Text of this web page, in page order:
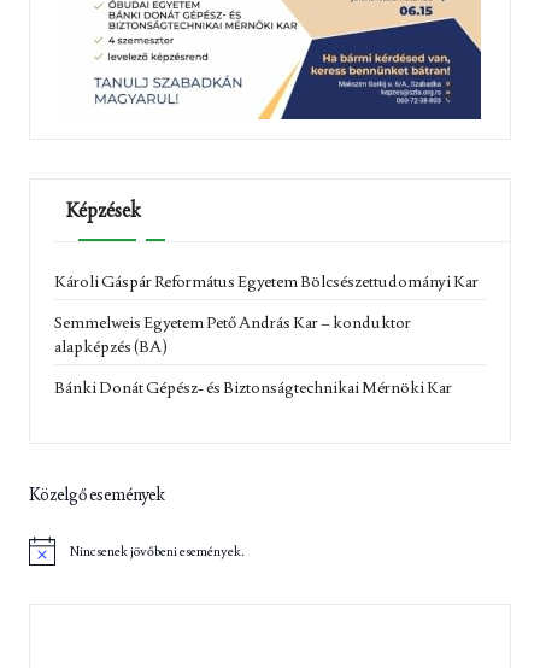
Képzések
Károli Gáspár Református Egyetem Bölcsészettudományi Kar
Semmelweis Egyetem Pető András Kar – konduktor
alapképzés (BA)
Bánki Donát Gépész- és Biztonságtechnikai Mérnöki Kar
Közelgő események
Nincsenek jövőbeni események.